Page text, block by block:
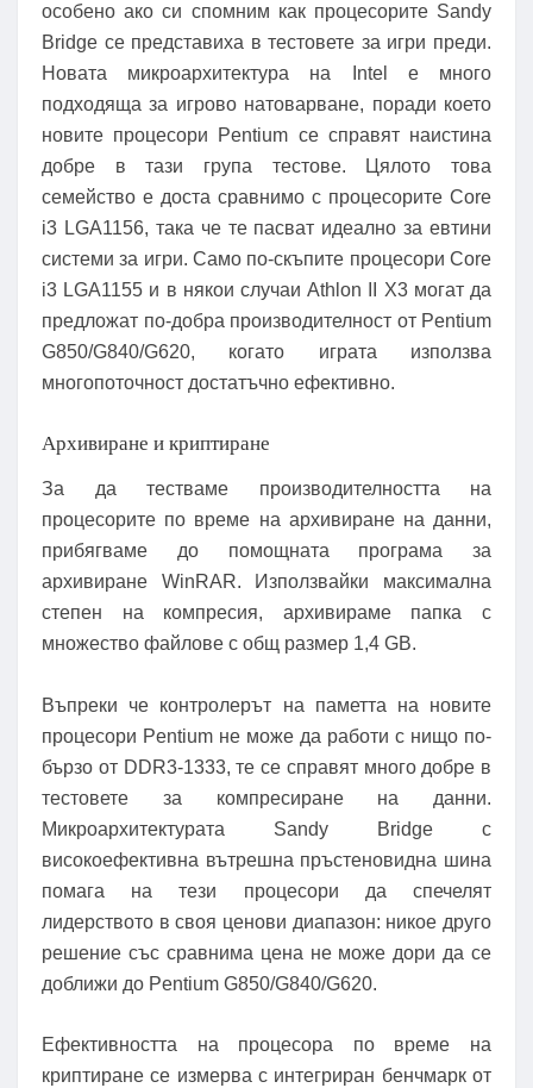
особено ако си спомним как процесорите Sandy
Bridge се представиха в тестовете за игри преди.
Новата микроархитектура на Intel е много
подходяща за игрово натоварване, поради което
новите процесори Pentium се справят наистина
добре в тази група тестове. Цялото това
семейство е доста сравнимо с процесорите Core
i3 LGA1156, така че те пасват идеално за евтини
системи за игри. Само по-скъпите процесори Core
i3 LGA1155 и в някои случаи Athlon II X3 могат да
предложат по-добра производителност от Pentium
G850/G840/G620, когато играта използва
многопоточност достатъчно ефективно.
Архивиране и криптиране
За да тестваме производителността на
процесорите по време на архивиране на данни,
прибягваме до помощната програма за
архивиране WinRAR. Използвайки максимална
степен на компресия, архивираме папка с
множество файлове с общ размер 1,4 GB.
Въпреки че контролерът на паметта на новите
процесори Pentium не може да работи с нищо по-
бързо от DDR3-1333, те се справят много добре в
тестовете за компресиране на данни.
Микроархитектурата Sandy Bridge с
високоефективна вътрешна пръстеновидна шина
помага на тези процесори да спечелят
лидерството в своя ценови диапазон: никое друго
решение със сравнима цена не може дори да се
доближи до Pentium G850/G840/G620.
Ефективността на процесора по време на
криптиране се измерва с интегриран бенчмарк от